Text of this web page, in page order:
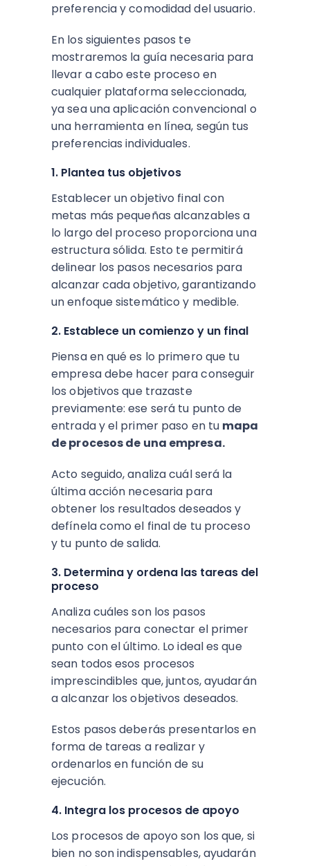
preferencia y comodidad del usuario.
En los siguientes pasos te
mostraremos la guía necesaria para
llevar a cabo este proceso en
cualquier plataforma seleccionada,
ya sea una aplicación convencional o
una herramienta en línea, según tus
preferencias individuales.
1. Plantea tus objetivos
Establecer un objetivo final con
metas más pequeñas alcanzables a
lo largo del proceso proporciona una
estructura sólida. Esto te permitirá
delinear los pasos necesarios para
alcanzar cada objetivo, garantizando
un enfoque sistemático y medible.
2. Establece un comienzo y un final
Piensa en qué es lo primero que tu
empresa debe hacer para conseguir
los objetivos que trazaste
previamente: ese será tu punto de
entrada y el primer paso en tu mapa
de procesos de una empresa.
Acto seguido, analiza cuál será la
última acción necesaria para
obtener los resultados deseados y
defínela como el final de tu proceso
y tu punto de salida.
3. Determina y ordena las tareas del
proceso
Analiza cuáles son los pasos
necesarios para conectar el primer
punto con el último. Lo ideal es que
sean todos esos procesos
imprescindibles que, juntos, ayudarán
a alcanzar los objetivos deseados.
Estos pasos deberás presentarlos en
forma de tareas a realizar y
ordenarlos en función de su
ejecución.
4. Integra los procesos de apoyo
Los procesos de apoyo son los que, si
bien no son indispensables, ayudarán